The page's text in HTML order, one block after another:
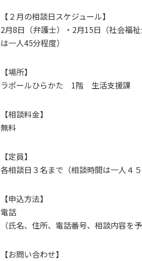
【２月の相談日スケジュール】
2月8日（弁護士）・2月15日（社会福
は一人45分程度）
【場所】
ラポールひらかた 1階 生活支援課
【相談料金】
無料
【定員】
各相談日３名まで（相談時間は一人４５
【申込方法】
電話
（氏名、住所、電話番号、相談内容を
【お問い合わせ】